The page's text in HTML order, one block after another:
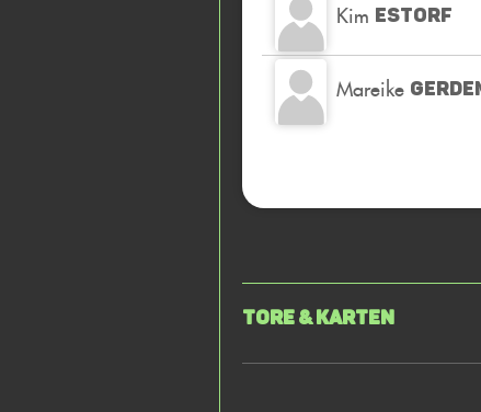
Kim ESTORF
Mareike
Tore & Karten